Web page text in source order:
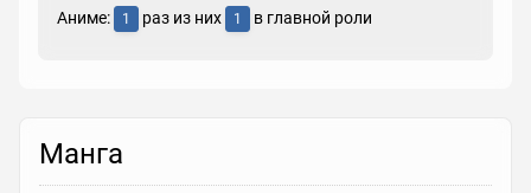
Аниме: 1 раз из них 1 в главной роли
Манга